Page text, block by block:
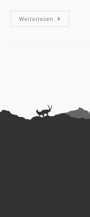
Weiterlesen